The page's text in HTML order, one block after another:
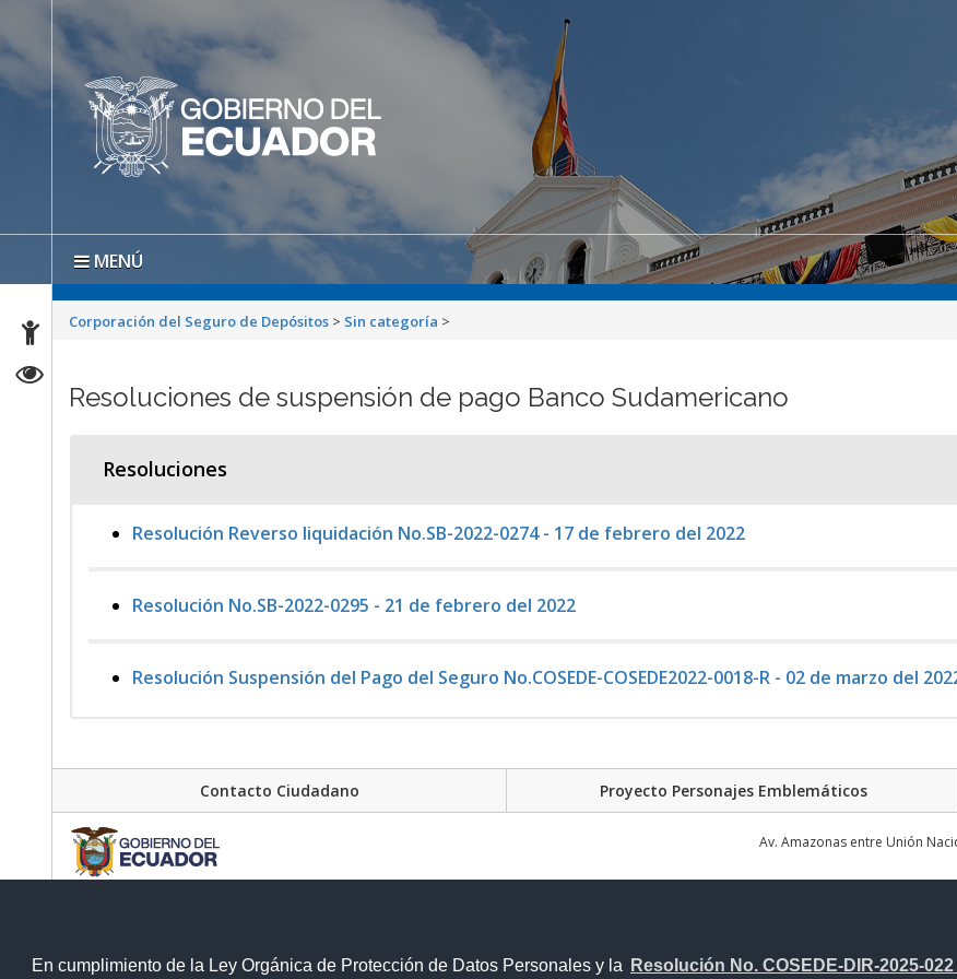
En cumplimiento de la Ley Orgánica de Protección de Datos Personales y la Resolución No. COSEDE-DIR-2025-
MENÚ
Corporación del Seguro de Depósitos > Sin categoría >
Resoluciones de suspensión de pago Banco Sudamericano
Resoluciones
Resolución Reverso liquidación No.SB-2022-0274 - 17 de febrero del 2022
Resolución No.SB-2022-0295 - 21 de febrero del 2022
Resolución Suspensión del Pago del Seguro No.COSEDE-COSEDE2022-0018-R - 02 de marzo del
Contacto Ciudadano Proyecto Personajes Emblemáticos
Av. Amazonas entre Unión